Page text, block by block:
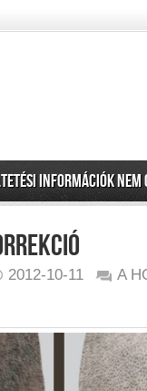
információk nem
2012-10-11
A